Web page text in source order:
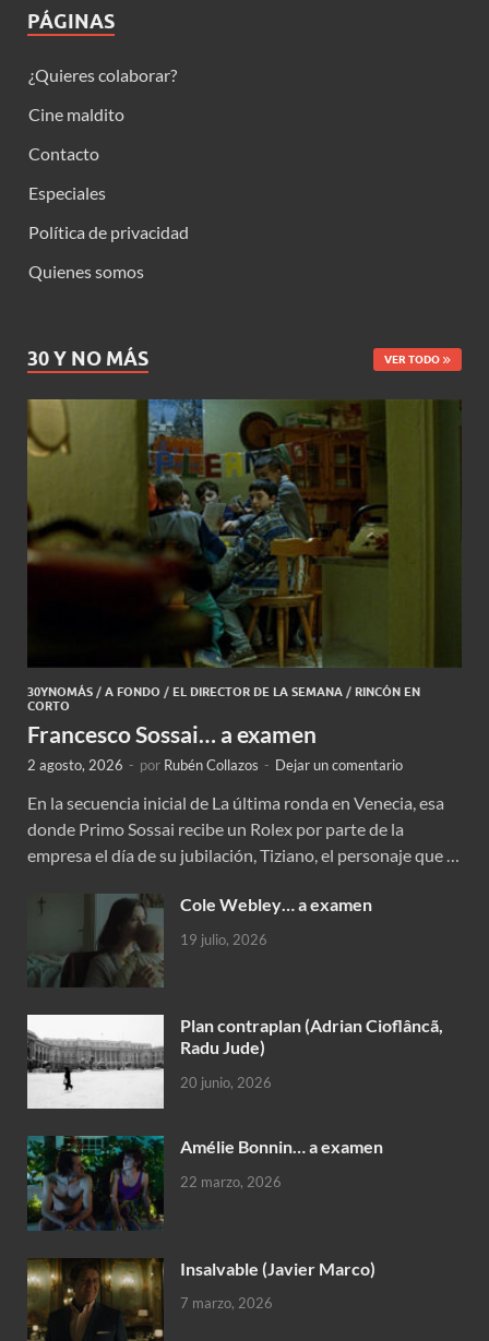
PÁGINAS
¿Quieres colaborar?
Cine maldito
Contacto
Especiales
Política de privacidad
Quienes somos
30 Y NO MÁS VER TODO
30YNOMÁS / A FONDO / EL DIRECTOR DE LA SEMANA / RINCÓN EN
CORTO
Francesco Sossai… a examen
2 agosto, 2026 - por Rubén Collazos - Dejar un comentario
En la secuencia inicial de La última ronda en Venecia, esa
donde Primo Sossai recibe un Rolex por parte de la
empresa el día de su jubilación, Tiziano, el personaje que …
Cole Webley… a examen
19 julio, 2026
Plan contraplan (Adrian Cioflâncã,
Radu Jude)
20 junio, 2026
Amélie Bonnin… a examen
22 marzo, 2026
Insalvable (Javier Marco)
7 marzo, 2026